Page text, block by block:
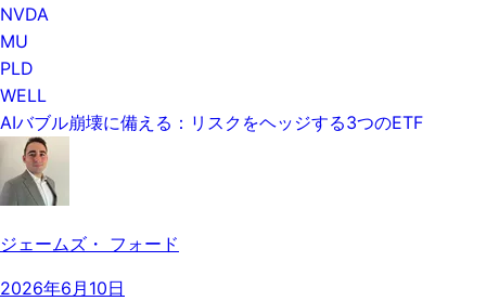
NVDA
MU
PLD
WELL
AIバブル崩壊に備える：リスクをヘッジする3つのETF
ジェームズ・ フォード
2026年6月10日